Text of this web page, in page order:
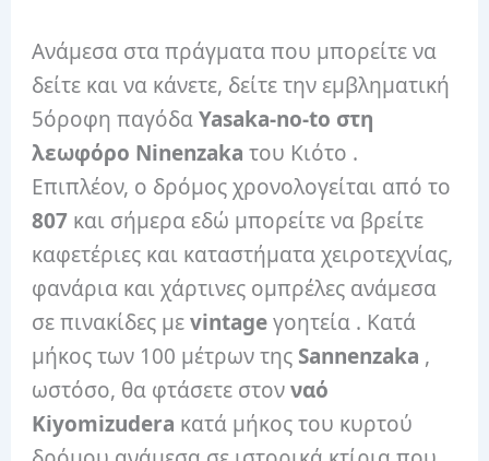
Ανάμεσα στα πράγματα που μπορείτε να
δείτε και να κάνετε, δείτε την εμβληματική
5όροφη παγόδαYasaka-no-to στη
λεωφόρο Ninenzaka του Κιότο .
Επιπλέον, ο δρόμος χρονολογείται από το
807 και σήμερα εδώ μπορείτε να βρείτε
καφετέριες και καταστήματα χειροτεχνίας,
φανάρια και χάρτινες ομπρέλες ανάμεσα
σε πινακίδες μεvintageγοητεία . Κατά
μήκος των 100 μέτρων της Sannenzaka ,
ωστόσο, θα φτάσετε στονναό
Kiyomizudera κατά μήκος του κυρτού